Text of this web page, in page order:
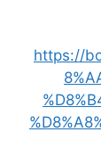
https://